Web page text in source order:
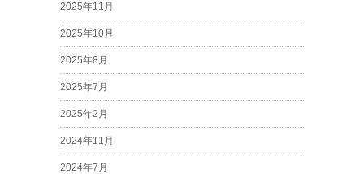
2025年11月
2025年10月
2025年8月
2025年7月
2025年2月
2024年11月
2024年7月